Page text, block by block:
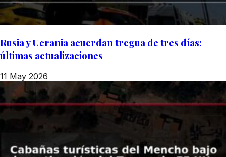
Rusia y Ucrania acuerdan tregua de tres días:
últimas actualizaciones
11 May 2026